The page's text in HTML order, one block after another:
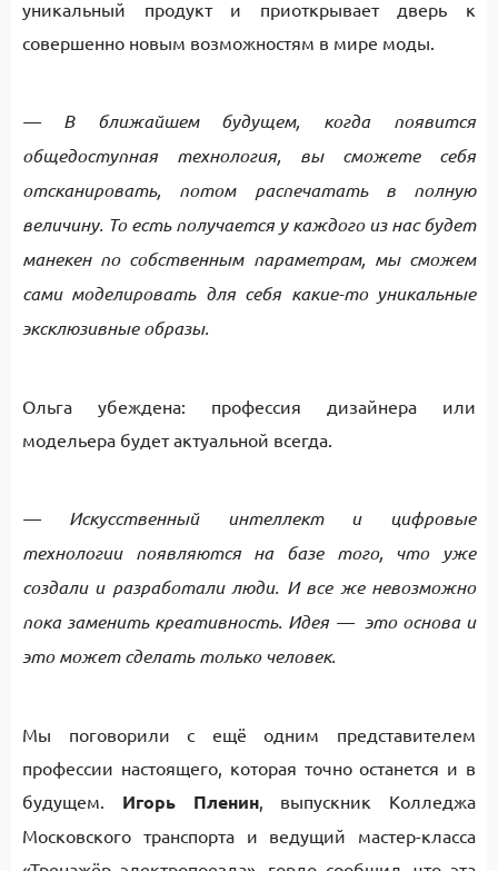
уникальный продукт и приоткрывает дверь к
совершенно новым возможностям в мире моды.
— В ближайшем будущем, когда появится
общедоступная технология, вы сможете себя
отсканировать, потом распечатать в полную
величину. То есть получается у каждого из нас будет
манекен по собственным параметрам, мы сможем
сами моделировать для себя какие-то уникальные
эксклюзивные образы.
Ольга убеждена: профессия дизайнера или
модельера будет актуальной всегда.
— Искусственный интеллект и цифровые
технологии появляются на базе того, что уже
создали и разработали люди. И все же невозможно
пока заменить креативность. Идея — это основа и
это может сделать только человек.
Мы поговорили с ещё одним представителем
профессии настоящего, которая точно останется и в
будущем. Игорь Пленин, выпускник Колледжа
Московского транспорта и ведущий мастер-класса